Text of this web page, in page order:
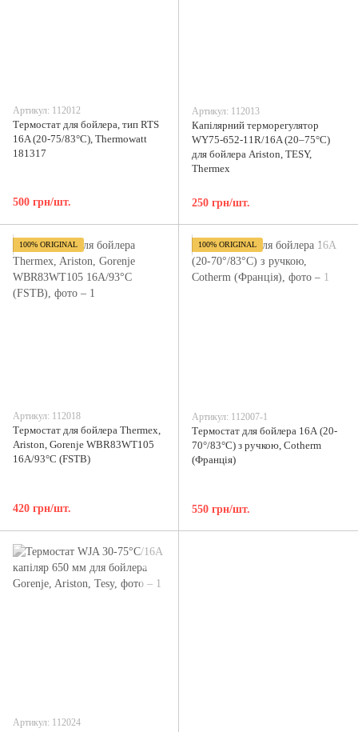
Артикул: 112012
Термостат для бойлера, тип RTS
16A (20-75/83°C), Thermowatt
181317
500 грн/шт.
Артикул: 112013
Капілярний терморегулятор
WY75-652-11R/16A (20–75°C)
для бойлера Ariston, TESY,
Thermex
250 грн/шт.
100% ORIGINAL
Артикул: 112018
Термостат для бойлера Thermex,
Ariston, Gorenje WBR83WТ105
16A/93°C (FSTB)
420 грн/шт.
100% ORIGINAL
Артикул: 112007-1
Термостат для бойлера 16А (20-
70°/83°C) з ручкою, Cotherm
(Франція)
550 грн/шт.
Артикул: 112024